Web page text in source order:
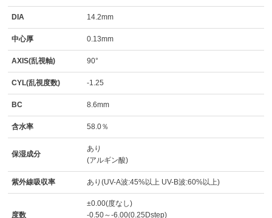
DIA 14.2mm
中心厚 0.13mm
AXIS(乱視軸) 90°
CYL(乱視度数) -1.25
BC 8.6mm
含水率 58.0％
保湿成分
あり
(アルギン酸)
紫外線吸収率 あり(UV-A波:45%以上 UV-B波:60%以上)
度数
±0.00(度なし)
-0.50～-6.00(0.25Dstep)